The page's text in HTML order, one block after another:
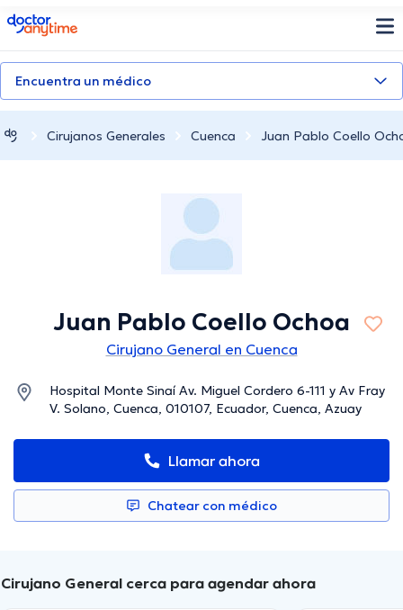
doctoranytime
Encuentra un médico
Cirujanos Generales Cuenca Juan Pablo Coello
Juan Pablo Coello Ochoa
Cirujano General en Cuenca
Hospital Monte Sinaí Av. Miguel Cordero 6-111 y Av Fray
V. Solano, Cuenca, 010107, Ecuador, Cuenca, Azuay
Llamar ahora
Chatear con médico
Cirujano General cerca para agendar ahora